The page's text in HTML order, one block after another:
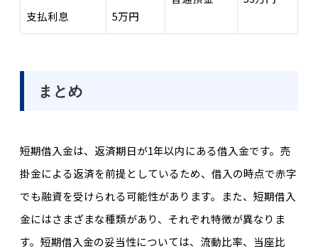
支払利息
5万円
まとめ
短期借入金は、返済期日が1年以内にある借入金です。売
掛金による返済を前提としているため、借入の時点で赤字
でも融資を受けられる可能性があります。また、短期借入
金にはさまざまな種類があり、それぞれ特徴が異なりま
す。短期借入金の妥当性については、流動比率、当座比